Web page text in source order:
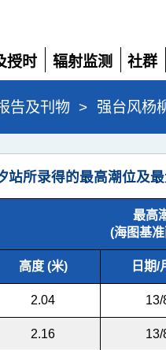
授时
辐射监测
展
开
社群
展
开
告及刊物 > 强台风杨
所录得的最高潮位及最
最高
(海图基
高度 (米) 日期/
2.04 13/
2.16 13/